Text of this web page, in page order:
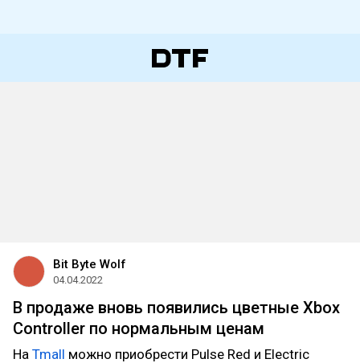
Bit Byte Wolf
04.04.2022
В продаже вновь появились цветные Xbox
Controller по нормальным ценам
На Tmall можно приобрести Pulse Red и Electric